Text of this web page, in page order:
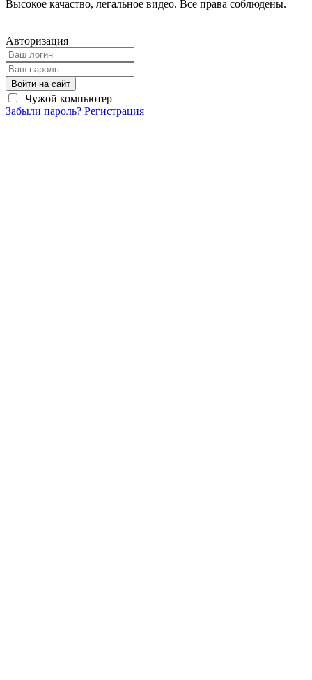
Высокое качаство, легальное видео. Все права соблюдены.
Авторизация
Войти на сайт
Чужой компьютер
Забыли пароль? Регистрация